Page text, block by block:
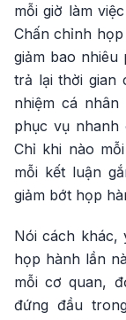
mỗi giờ làm
Chấn chỉnh
giảm bao nhiêu
trả lại thời gian
nhiệm cá
phục vụ nhanh
Chỉ khi nào
mỗi kết luận
giảm bớt họp
Nói cách khác,
họp hành lần
mỗi cơ quan,
đứng đầu